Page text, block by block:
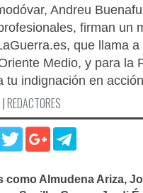
Andreu
firman un
que llama
Medio, y para la
tu indignación en
|REDACTORES
como Almudena Ariza,